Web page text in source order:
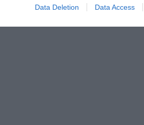
Data Deletion Data Access